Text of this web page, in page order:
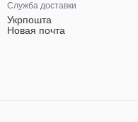
Служба доставки
Укрпошта
Новая почта